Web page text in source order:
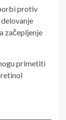
protiv
začepljenje
primetiti
retinol